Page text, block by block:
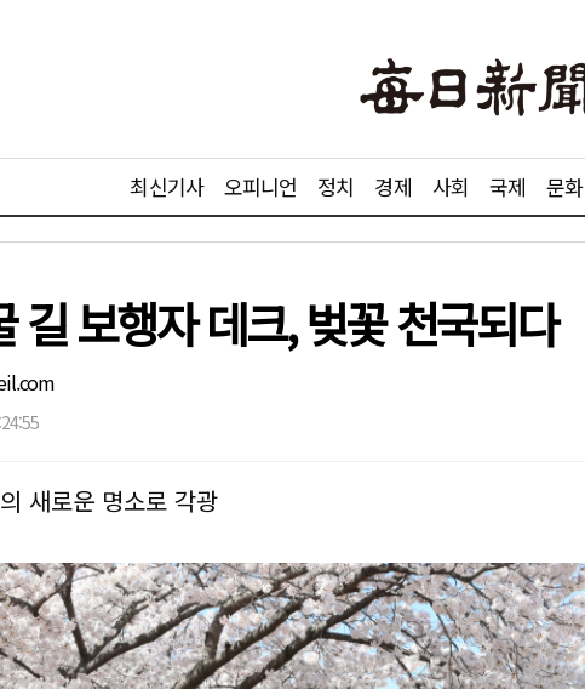
최신기사 오피니언 정치 경제 사회 국제 문화
길 보행자 데크, 벚꽃 천국되다
새로운 명소로 각광